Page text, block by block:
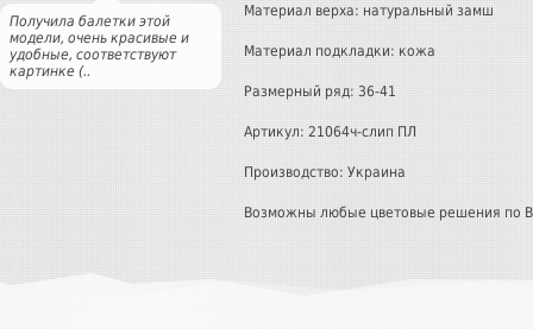
Получила балетки этой
модели, очень красивые и
удобные, соответствуют
картинке (..
Материал верха: натуральный замш
Материал подкладки: кожа
Размерный ряд: 36-41
Артикул: 21064ч-слип ПЛ
Производство: Украина
Возможны любые цветовые решения по